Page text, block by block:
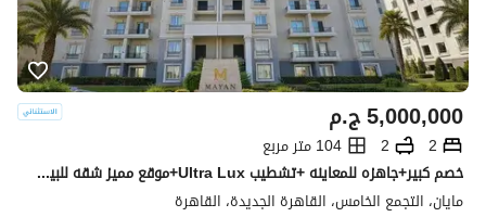
ج.م5,000,000
2
2
104 متر مربع
خصم كبير+جاهزه للمعاينه +تشطيب Ultra Lux+موقع مميز شقه للبيع في كمبوند مايان التجمع الخامس بين سوان ليك حسن علام و LMD دقايق من HYDE PARK & MIVIDA
مايان، التجمع الخامس، القاهرة الجديدة، القاهرة